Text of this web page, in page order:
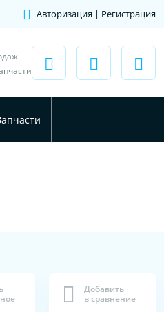
Авторизация | Регистрация
Добавить
в сравнение